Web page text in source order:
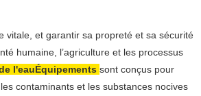
vitale, et garantir sa propreté et sa sécurité
humaine, l’agriculture et les processus
l'eauÉquipements sont conçus pour
contaminants et les substances nocives